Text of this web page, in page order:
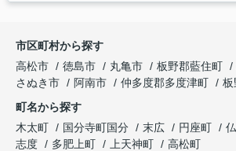
市区町村から探す
高松市
徳島市 丸亀市 板野郡藍住町
さぬき市
阿南市 仲多度郡多度津町 板
町名から探す
木太町
国分寺町国分 末広 円座町
志度
多肥上町 上天神町
高松町